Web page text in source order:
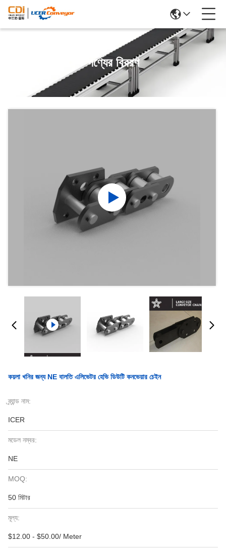
পণ্যের বিবরণ
কয়লা খনির জন্য NE বালতি এলিভেটর হেভি ডিউটি ​​কনভেয়ার চেইন
ব্র্যান্ড নাম:
ICER
মডেল নম্বর:
NE
MOQ:
50 মিটার
মূল্য:
$12.00 - $50.00/ Meter